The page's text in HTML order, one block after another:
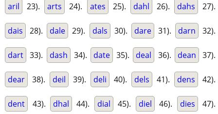
aril 23). arts 24). ates 25). dahl 26). dahs 27).
dais 28). dale 29). dals 30). dare 31). darn 32).
dart 33). dash 34). date 35). deal 36). dean 37).
dear 38). deil 39). deli 40). dels 41). dens 42).
dent 43). dhal 44). dial 45). diel 46). dies 47).